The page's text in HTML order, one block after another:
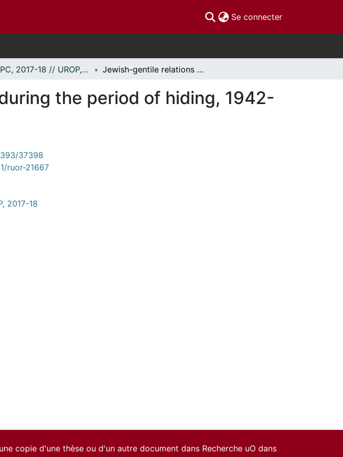
Se connecter(current)
PIRPC, 2017-18 // UROP, 2017-18 Jewish-gentile relations in Poland during the period of hiding, 1942-1945
the period of hiding, 1942-
37398
ruor-21667
2017-18
copie d'une thèse ou d'un autre document dans Recherche uO dans